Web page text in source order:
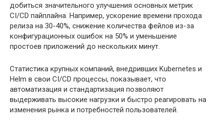
добиться значительного улучшения основных метрик
CI/CD пайплайна. Например, ускорение времени прохода
релиза на 30-40%, снижение количества фейлов из-за
конфигурационных ошибок на 50% и уменьшение
простоев приложений до нескольких минут.
Статистика крупных компаний, внедривших Kubernetes и
Helm в свои CI/CD процессы, показывает, что
автоматизация и стандартизация позволяют
выдерживать высокие нагрузки и быстро реагировать на
изменения рынка и потребностей пользователей.